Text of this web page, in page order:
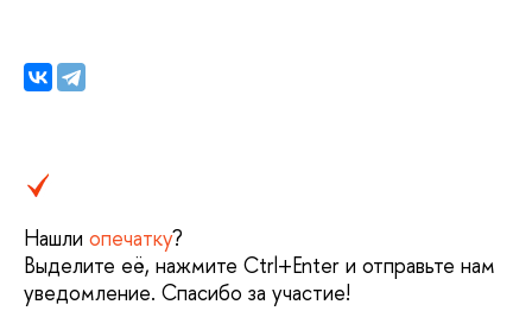
Нашли опечатку?
Выделите её, нажмите Ctrl+Enter и отправьте нам
уведомление. Спасибо за участие!